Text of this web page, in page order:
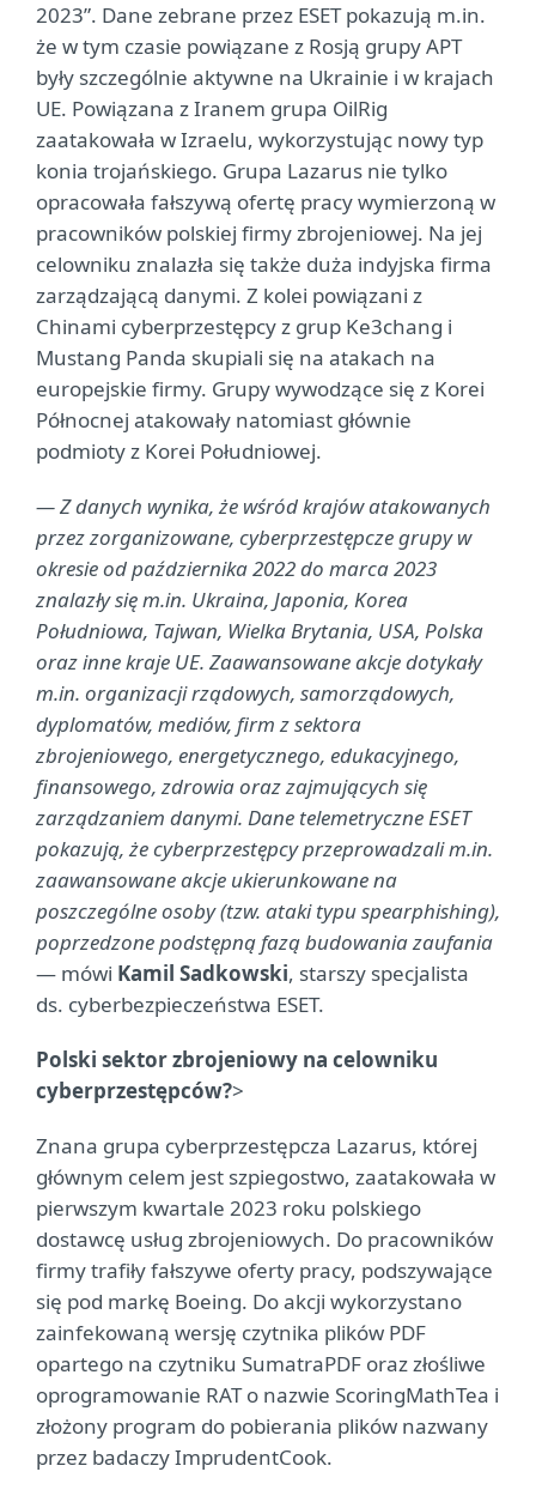
2023”. Dane zebrane przez ESET pokazują m.in.
że w tym czasie powiązane z Rosją grupy APT
były szczególnie aktywne na Ukrainie i w krajach
UE. Powiązana z Iranem grupa OilRig
zaatakowała w Izraelu, wykorzystując nowy typ
konia trojańskiego. Grupa Lazarus nie tylko
opracowała fałszywą ofertę pracy wymierzoną w
pracowników polskiej firmy zbrojeniowej. Na jej
celowniku znalazła się także duża indyjska firma
zarządzającą danymi. Z kolei powiązani z
Chinami cyberprzestępcy z grup Ke3chang i
Mustang Panda skupiali się na atakach na
europejskie firmy. Grupy wywodzące się z Korei
Północnej atakowały natomiast głównie
podmioty z Korei Południowej.
— Z danych wynika, że wśród krajów atakowanych
przez zorganizowane, cyberprzestępcze grupy w
okresie od października 2022 do marca 2023
znalazły się m.in. Ukraina, Japonia, Korea
Południowa, Tajwan, Wielka Brytania, USA, Polska
oraz inne kraje UE. Zaawansowane akcje dotykały
m.in. organizacji rządowych, samorządowych,
dyplomatów, mediów, firm z sektora
zbrojeniowego, energetycznego, edukacyjnego,
finansowego, zdrowia oraz zajmujących się
zarządzaniem danymi. Dane telemetryczne ESET
pokazują, że cyberprzestępcy przeprowadzali m.in.
zaawansowane akcje ukierunkowane na
poszczególne osoby (tzw. ataki typu spearphishing),
poprzedzone podstępną fazą budowania zaufania
— mówi Kamil Sadkowski, starszy specjalista
ds. cyberbezpieczeństwa ESET.
Polski sektor zbrojeniowy na celowniku
cyberprzestępców?>
Znana grupa cyberprzestępcza Lazarus, której
głównym celem jest szpiegostwo, zaatakowała w
pierwszym kwartale 2023 roku polskiego
dostawcę usług zbrojeniowych. Do pracowników
firmy trafiły fałszywe oferty pracy, podszywające
się pod markę Boeing. Do akcji wykorzystano
zainfekowaną wersję czytnika plików PDF
opartego na czytniku SumatraPDF oraz złośliwe
oprogramowanie RAT o nazwie ScoringMathTea i
złożony program do pobierania plików nazwany
przez badaczy ImprudentCook.